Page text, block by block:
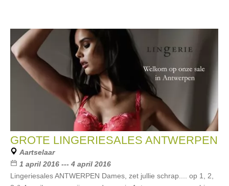
GROTE LINGERIESALES ANTWERPEN
Aartselaar
1 april 2016 --- 4 april 2016
Lingeriesales ANTWERPEN Dames, zet jullie schrap.... op 1, 2,